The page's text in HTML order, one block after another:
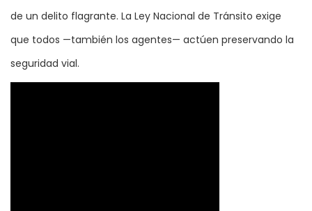
de un delito flagrante. La Ley Nacional de Tránsito exige
que todos —también los agentes— actúen preservando la
seguridad vial.